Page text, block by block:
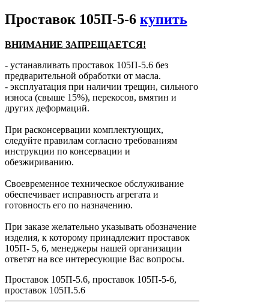
Проставок 105П-5-6 купить
ВНИМАНИЕ ЗАПРЕЩАЕТСЯ!
- устанавливать проставок 105П-5.6 без
предварительной обработки от масла.
- эксплуатация при наличии трещин, сильного
износа (свыше 15%), перекосов, вмятин и
других деформаций.
При расконсервации комплектующих,
следуйте правилам согласно требованиям
инструкции по консервации и
обезжириванию.
Своевременное техническое обслуживание
обеспечивает исправность агрегата и
готовность его по назначению.
При заказе желательно указывать обозначение
изделия, к которому принадлежит проставок
105П- 5, 6, менеджеры нашей организации
ответят на все интересующие Вас вопросы.
Проставок 105П-5.6, проставок 105П-5-6,
проставок 105П.5.6